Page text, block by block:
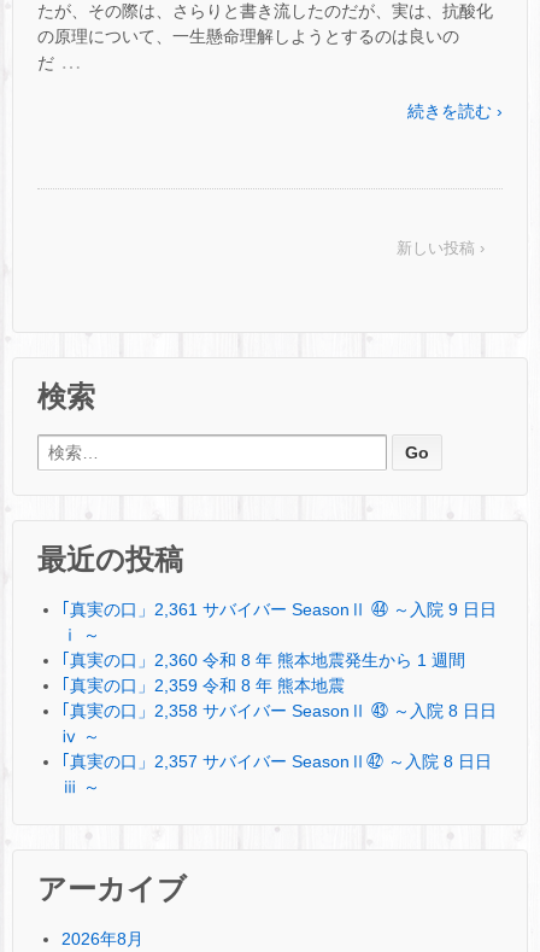
たが、その際は、さらりと書き流したのだが、実は、抗酸化
の原理について、一生懸命理解しようとするのは良いの
だ …
続きを読む ›
新しい投稿 ›
検索
検索:
最近の投稿
｢真実の口」2,361 サバイバー SeasonⅡ ㊹ ～入院 9 日日
ⅰ ～
｢真実の口」2,360 令和 8 年 熊本地震発生から 1 週間
｢真実の口」2,359 令和 8 年 熊本地震
｢真実の口」2,358 サバイバー SeasonⅡ ㊸ ～入院 8 日日
ⅳ ～
｢真実の口」2,357 サバイバー SeasonⅡ㊷ ～入院 8 日日
ⅲ ～
アーカイブ
2026年8月